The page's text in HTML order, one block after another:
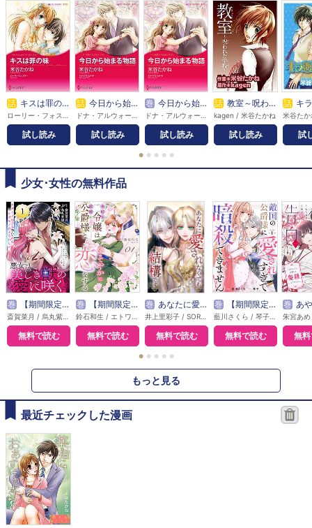
話 キスは罪の味
試し読み
話 今日から始まる物語
試し読み
巻 今日から始まる物語
試し読み
話 教室～呪われた学校～
kagen / 米谷たかね
試し読み
話 キラ恋
米谷たか
試
● ● ● ● ●
少女･女性の無料作品
巻 【期間限定無料】悪女は美しき獣の愛に咲く（単話版）
無料で読む
巻 【期間限定無料】本好き令嬢は敏腕公爵様とひそやかに恋をする
無料で読む
巻 あなたに愛されなくても結構です【タテヨミ】
無料で読む
巻 【期間限定無料】敵国の公爵様に愛されすぎて暗殺できません！
無料で読む
巻 あやかし花嫁の告白～
無
● ● ● ● ●
もっと見る
最近チェックした漫画